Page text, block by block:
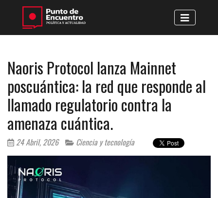
Naoris Protocol lanza Mainnet
poscuántica: la red que responde al
llamado regulatorio contra la
amenaza cuántica.
24 Abril, 2026 Ciencia y tecnología